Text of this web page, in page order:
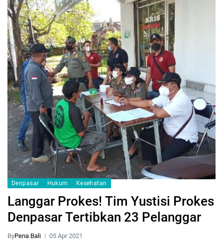
Denpasar Hukum Kesehatan
Langgar Prokes! Tim Yustisi Prokes
Denpasar Tertibkan 23 Pelanggar
ByPena Bali 05 Apr 2021